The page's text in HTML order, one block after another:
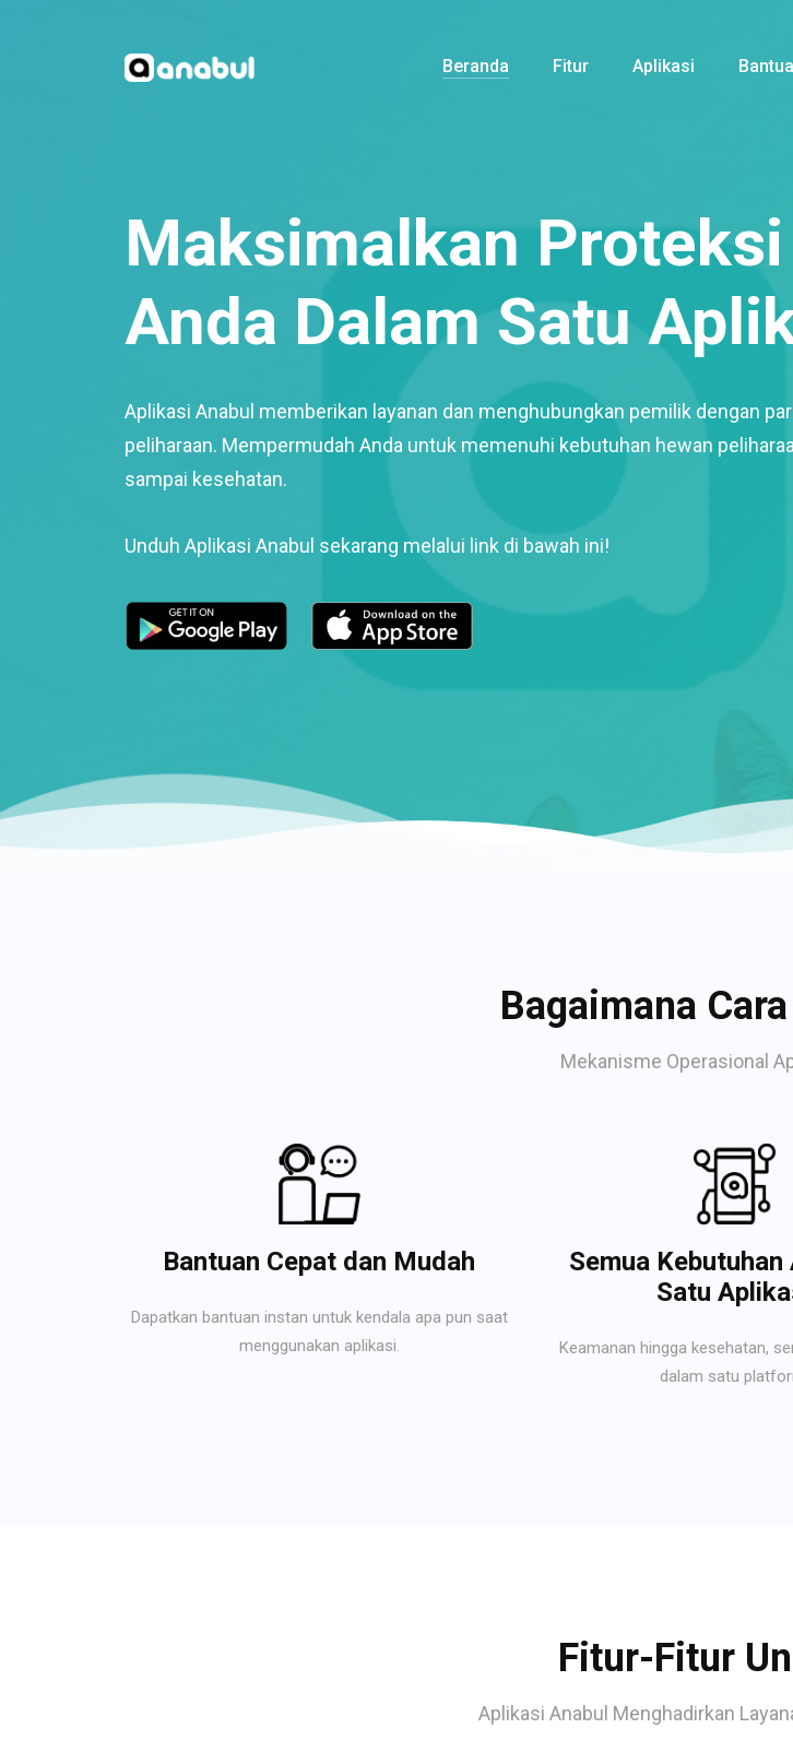
Beranda Fitur Aplikasi
Maksimalkan
Anda Dalam Satu
Aplikasi Anabul memberikan layanan dan menghubungkan pemilik dengan
peliharaan. Mempermudah Anda untuk memenuhi kebutuhan hewan
sampai kesehatan.
Unduh Aplikasi Anabul sekarang melalui link di bawah ini!
Bagaimana
Mekanisme Operasional
Bantuan Cepat dan Mudah
Dapatkan bantuan instan untuk kendala apa pun saat
menggunakan aplikasi.
Semua Kebutuhan
Satu
Keamanan hingga kesehatan,
dalam satu
Fitur-Fitur
Aplikasi Anabul Menghadirkan